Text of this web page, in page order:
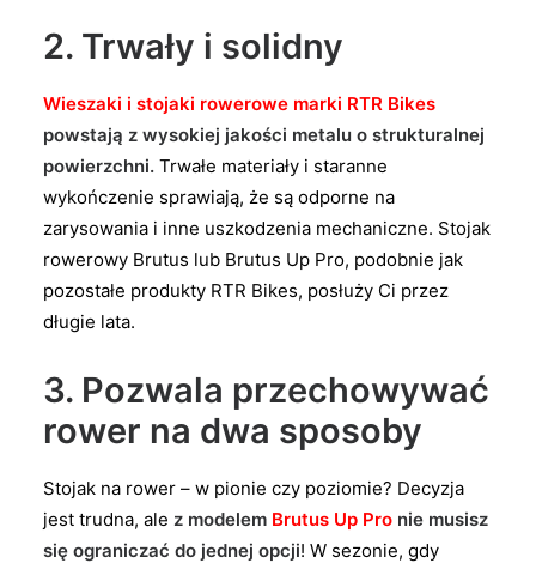
2. Trwały i solidny
Wieszaki i stojaki rowerowe marki RTR Bikes
powstają z wysokiej jakości metalu o strukturalnej
powierzchni. Trwałe materiały i staranne
wykończenie sprawiają, że są odporne na
zarysowania i inne uszkodzenia mechaniczne. Stojak
rowerowy Brutus lub Brutus Up Pro, podobnie jak
pozostałe produkty RTR Bikes, posłuży Ci przez
długie lata.
3. Pozwala przechowywać
rower na dwa sposoby
Stojak na rower – w pionie czy poziomie? Decyzja
jest trudna, ale z modelem Brutus Up Pro nie musisz
się ograniczać do jednej opcji! W sezonie, gdy